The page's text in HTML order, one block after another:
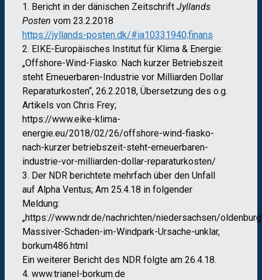
1. Bericht in der dänischen Zeitschrift Jyllands
Posten vom 23.2.2018
https://jyllands-posten.dk/#ia10331940;finans
2. EIKE-Europäisches Institut für Klima & Energie:
„Offshore-Wind-Fiasko: Nach kurzer Betriebszeit
steht Erneuerbaren-Industrie vor Milliarden Dollar
Reparaturkosten“, 26.2.2018, Übersetzung des o.g.
Artikels von Chris Frey;
https://www.eike-klima-
energie.eu/2018/02/26/offshore-wind-fiasko-
nach-kurzer betriebszeit-steht-erneuerbaren-
industrie-vor-milliarden-dollar-reparaturkosten/
3. Der NDR berichtete mehrfach über den Unfall
auf Alpha Ventus; Am 25.4.18 in folgender
Meldung:
„https://www.ndr.de/nachrichten/niedersachsen/
Massiver-Schaden-im-Windpark-Ursache-unklar,
borkum486.html
Ein weiterer Bericht des NDR folgte am 26.4.18.
4. www.trianel-borkum.de